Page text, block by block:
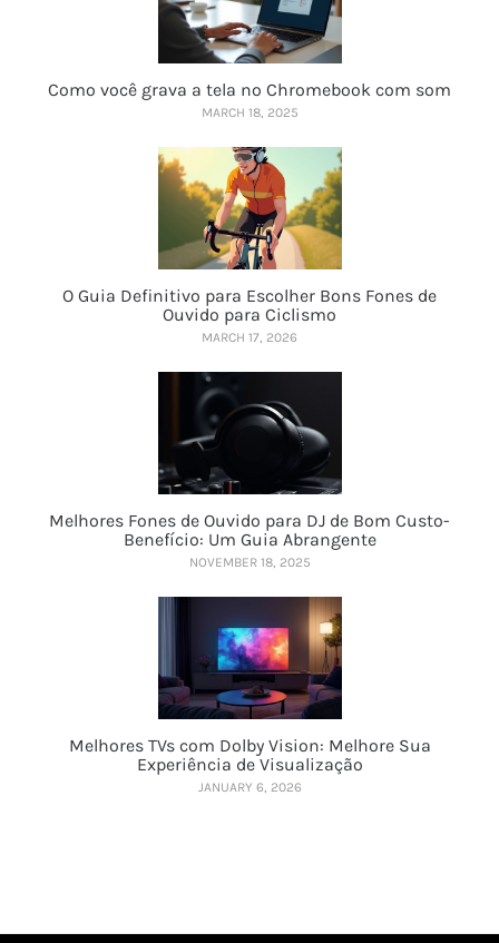
Como você grava a tela no Chromebook com som
MARCH 18, 2025
O Guia Definitivo para Escolher Bons Fones de
Ouvido para Ciclismo
MARCH 17, 2026
Melhores Fones de Ouvido para DJ de Bom Custo-
Benefício: Um Guia Abrangente
NOVEMBER 18, 2025
Melhores TVs com Dolby Vision: Melhore Sua
Experiência de Visualização
JANUARY 6, 2026